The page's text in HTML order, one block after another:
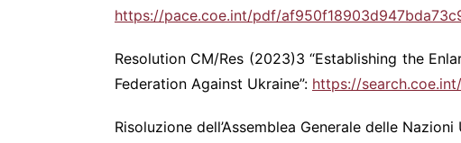
https://pace.coe.int/pdf/
Resolution CM/Res (2023)3 “Establishing the
Federation Against Ukraine”: https://
Risoluzione dell’Assemblea Generale delle Nazioni